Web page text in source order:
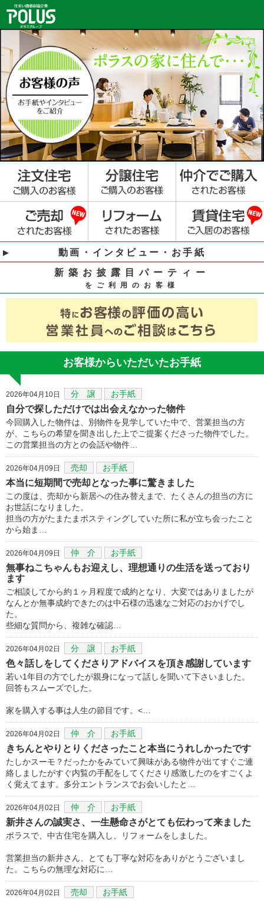
動画・インタビュー・お手紙
新築お披露目パーティー
をご利用のお客様
お客様からいただいたお手紙
2026年04月10日 分 譲 お手紙
自分で探しただけでは出会えなかった物件
今回購入した物件は、別物件を見学していた中で、営業担当の方
が、こちらの希望を聞き出した上でご提案くださった物件でした。
この営業担当の方との会話や物件…
2026年04月09日 売却 お手紙
本当に短期間で売却となった事に驚きました
この度は、売却から新居への住み替えまで、たくさんの担当の方に
お世話になりました。
担当の方がたまたまポスティングしていた所に私が立ち会ったこと
から始ま…
2026年04月09日 仲 介 お手紙
無事ねこちゃんもお迎えし、理想通りの生活を送っており
ます
ご相談してから約１ヶ月程度で成約となり、大変ではありましたが
なんとか無事成約できたのは中石様の迅速なご対応のおかげでし
た。
些細な質問から、複雑な確認…
2026年04月02日 分 譲 お手紙
色々話しをしてくださりアドバイスを頂き感謝しています
若い1年目の方でしたが親身になって話しを聞いて下さいました。
回答もスムーズでした。
家を購入する事は人生の節目です。<…
2026年04月02日 仲 介 お手紙
きちんとやりとりくださったこと本当にうれしかったです
たしかスーモ？だったかをみていて興味がある物件が出てすぐご連
絡しましたがすぐ内覧の手配をしてくださり感激したのをすごくよ
く覚えてます。多分エントランスでお会いしたと…
2026年04月02日 仲 介 お手紙
新井さんの誠実さ、一生懸命さがとても伝わって来ました
ポラスで、中古住宅を購入し、リフォームをしました。
営業担当の新井さん、とても丁寧な対応をありがとうございまし
た。こちらの無理な対応に…
2026年04月02日 売却 お手紙